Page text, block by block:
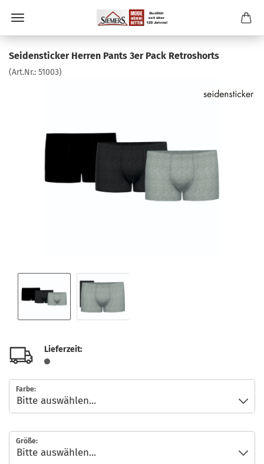
Seidensticker Herren Pants 3er Pack Retroshorts
(Art.Nr.: 51003)
Lieferzeit:
Farbe:
Größe: